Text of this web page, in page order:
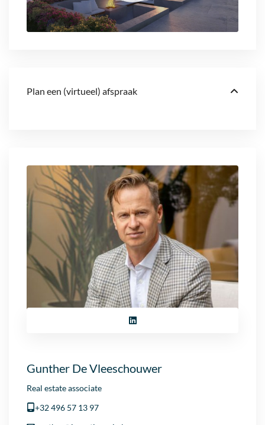
Plan een (virtueel) afspraak
Gunther De Vleeschouwer
Real estate associate
+32 496 57 13 97